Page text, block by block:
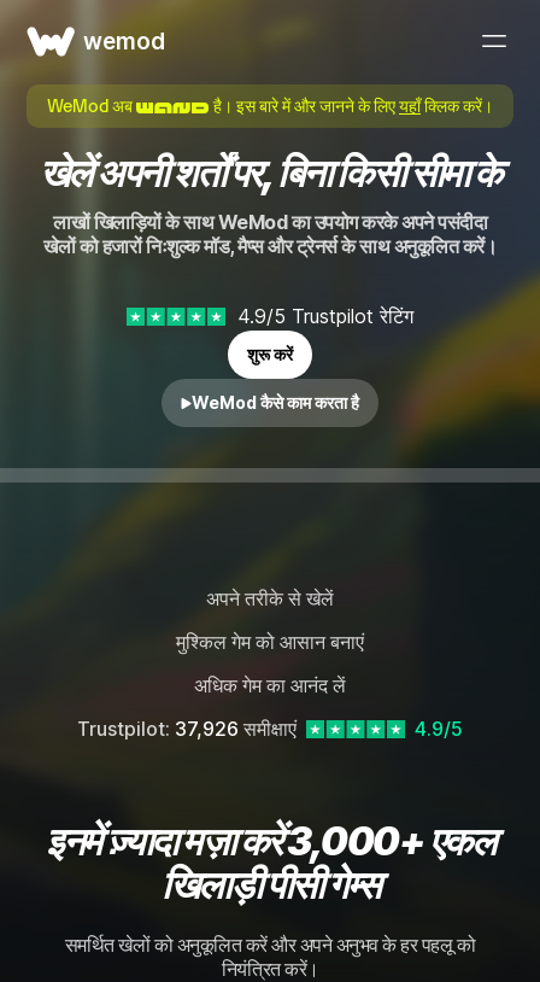
wemod
WeMod अब है। इस बारे में और जानने के लिएयहाँक्लिक करें।
खेलें अपनी शर्तों पर, बिना किसी सीमा के
लाखों खिलाड़ियों के साथ WeMod का उपयोग करके अपने पसंदीदा
खेलों को हजारों निःशुल्क मॉड, मैप्स और ट्रेनर्स के साथ अनुकूलित करें।
4.9/5 Trustpilot रेटिंग
शुरू करें
WeMod कैसे काम करता है
अपने तरीके से खेलें
मुश्किल गेम को आसान बनाएं
अधिक गेम का आनंद लें
Trustpilot: 37,926 समीक्षाएं 4.9/5
इनमें ज़्यादा मज़ा करें 3,000+ एकल
खिलाड़ी पीसी गेम्स
समर्थित खेलों को अनुकूलित करें और अपने अनुभव के हर पहलू को
नियंत्रित करें।